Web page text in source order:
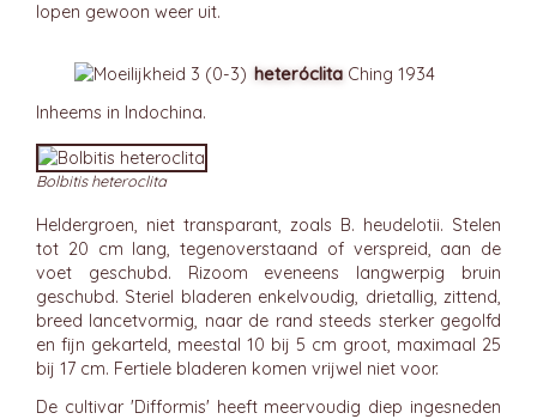
lopen gewoon weer uit.
heteróclita Ching 1934
Inheems in Indochina.
Bolbitis heteroclita
Heldergroen, niet transparant, zoals B. heudelotii. Stelen
tot 20 cm lang, tegenoverstaand of verspreid, aan de
voet geschubd. Rizoom eveneens langwerpig bruin
geschubd. Steriel bladeren enkelvoudig, drietallig, zittend,
breed lancetvormig, naar de rand steeds sterker gegolfd
en fijn gekarteld, meestal 10 bij 5 cm groot, maximaal 25
bij 17 cm. Fertiele bladeren komen vrijwel niet voor.
De cultivar 'Difformis' heeft meervoudig diep ingesneden